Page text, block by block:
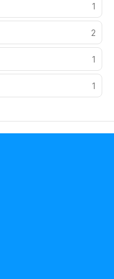
1
2
1
1